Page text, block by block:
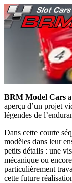
BRM Model Cars
aperçu d’un projet
légendes de
Dans cette courte
modèles dans leur
petits détails : une
mécanique ou
particulièrement
cette future